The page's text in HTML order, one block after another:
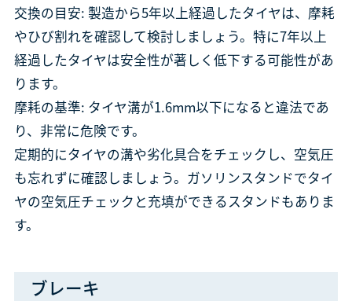
交換の目安: 製造から5年以上経過したタイヤは、摩耗
やひび割れを確認して検討しましょう。特に7年以上
経過したタイヤは安全性が著しく低下する可能性があ
ります。
摩耗の基準: タイヤ溝が1.6mm以下になると違法であ
り、非常に危険です。
定期的にタイヤの溝や劣化具合をチェックし、空気圧
も忘れずに確認しましょう。ガソリンスタンドでタイ
ヤの空気圧チェックと充填ができるスタンドもありま
す。
ブレーキ